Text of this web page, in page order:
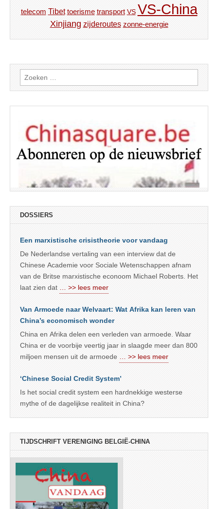
telecom Tibet toerisme transport VS VS-China
Xinjiang zijderoutes zonne-energie
Zoeken
naar:
DOSSIERS
Een marxistische crisistheorie voor vandaag
De Nederlandse vertaling van een interview dat de
Chinese Academie voor Sociale Wetenschappen afnam
van de Britse marxistische econoom Michael Roberts. Het
laat zien dat … >> lees meer
Van Armoede naar Welvaart: Wat Afrika kan leren van
China’s economisch wonder
China en Afrika delen een verleden van armoede. Waar
China er de voorbije veertig jaar in slaagde meer dan 800
miljoen mensen uit de armoede … >> lees meer
‘Chinese Social Credit System’
Is het social credit system een hardnekkige westerse
mythe of de dagelijkse realiteit in China?
TIJDSCHRIFT VERENIGING BELGIË-CHINA